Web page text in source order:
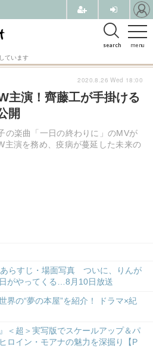
menu
search
ています
主演！齊藤工が手掛ける
開
の楽曲「一日の終わりに」のMVが
主演を務め、疫病が蔓延した未来の
あらすじ・場面写真 ついに、りんが
がやってくる…8月10日放送
界の“夢の本屋”を紹介！ ドラマ×紀
＜超＞実写版でスケールアップ＆パ
ロイン・モアナの魅力を深掘り【P
2020.8.26 Wed 18:00